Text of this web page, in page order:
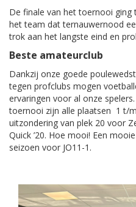
De finale van het toernooi ging
het team dat ternauwernood
trok aan het langste eind en
Beste amateurclub
Dankzij onze goede
tegen profclubs mogen
ervaringen voor al onze
toernooi zijn alle plaatsen 1 t/
uitzondering van plek 20 voor
Quick ’20. Hoe mooi! Een
seizoen voor JO11-1.